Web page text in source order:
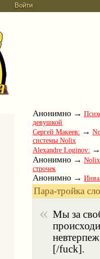
Войти
Анонимно →
девушкой
Сергей Макеев: →
системы Nolix
Alexandre Loginov:
Анонимно →
строчек
Анонимно →
Юлия Савина:→
Вадим Петров:→
Пара-тройка
Мы за
[/fuck].